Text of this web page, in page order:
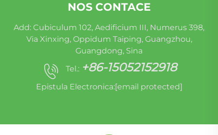
NOS CONTACE
Add: Cubiculum 102, Aedificium III, Numerus 398,
Via Xinxing, Oppidum Taiping, Guangzhou,
Guangdong, Sina
Tel.: +86-15052152918
Epistula Electronica:[email protected]